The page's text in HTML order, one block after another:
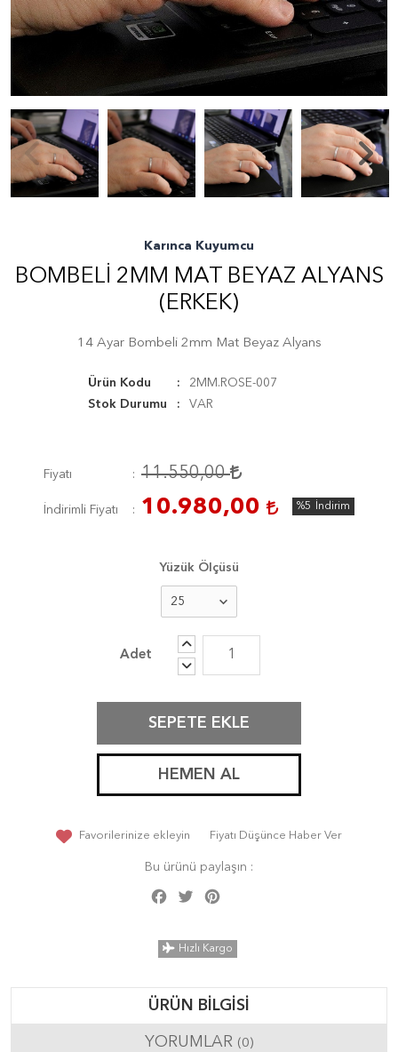
Karınca Kuyumcu
BOMBELI 2MM MAT BEYAZ ALYANS
(ERKEK)
14 Ayar Bombeli 2mm Mat Beyaz Alyans
Ürün Kodu
2MM.ROSE-007
Stok Durumu
VAR
Fiyatı 11.550,00
İndirimli Fiyatı 10.980,00 %5 İndirim
Yüzük Ölçüsü
SEPETE EKLE
HEMEN AL
Favorilerinize ekleyin Fiyatı Düşünce Haber Ver
Bu ürünü paylaşın :
Facebook
Twitter
Hızlı Kargo
ÜRÜN BILGISI
YORUMLAR (0)